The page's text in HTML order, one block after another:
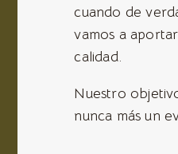
cuando de
vamos a
calidad.
Nuestro
nunca más un